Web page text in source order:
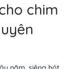
chim